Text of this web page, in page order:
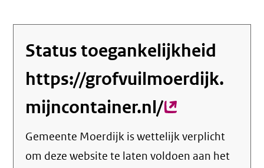
Status toegankelijkheid
https://grofvuilmoerdijk.
mijncontainer.nl/(externe
link)
Gemeente Moerdijk is wettelijk verplicht
om deze website te laten voldoen aan het